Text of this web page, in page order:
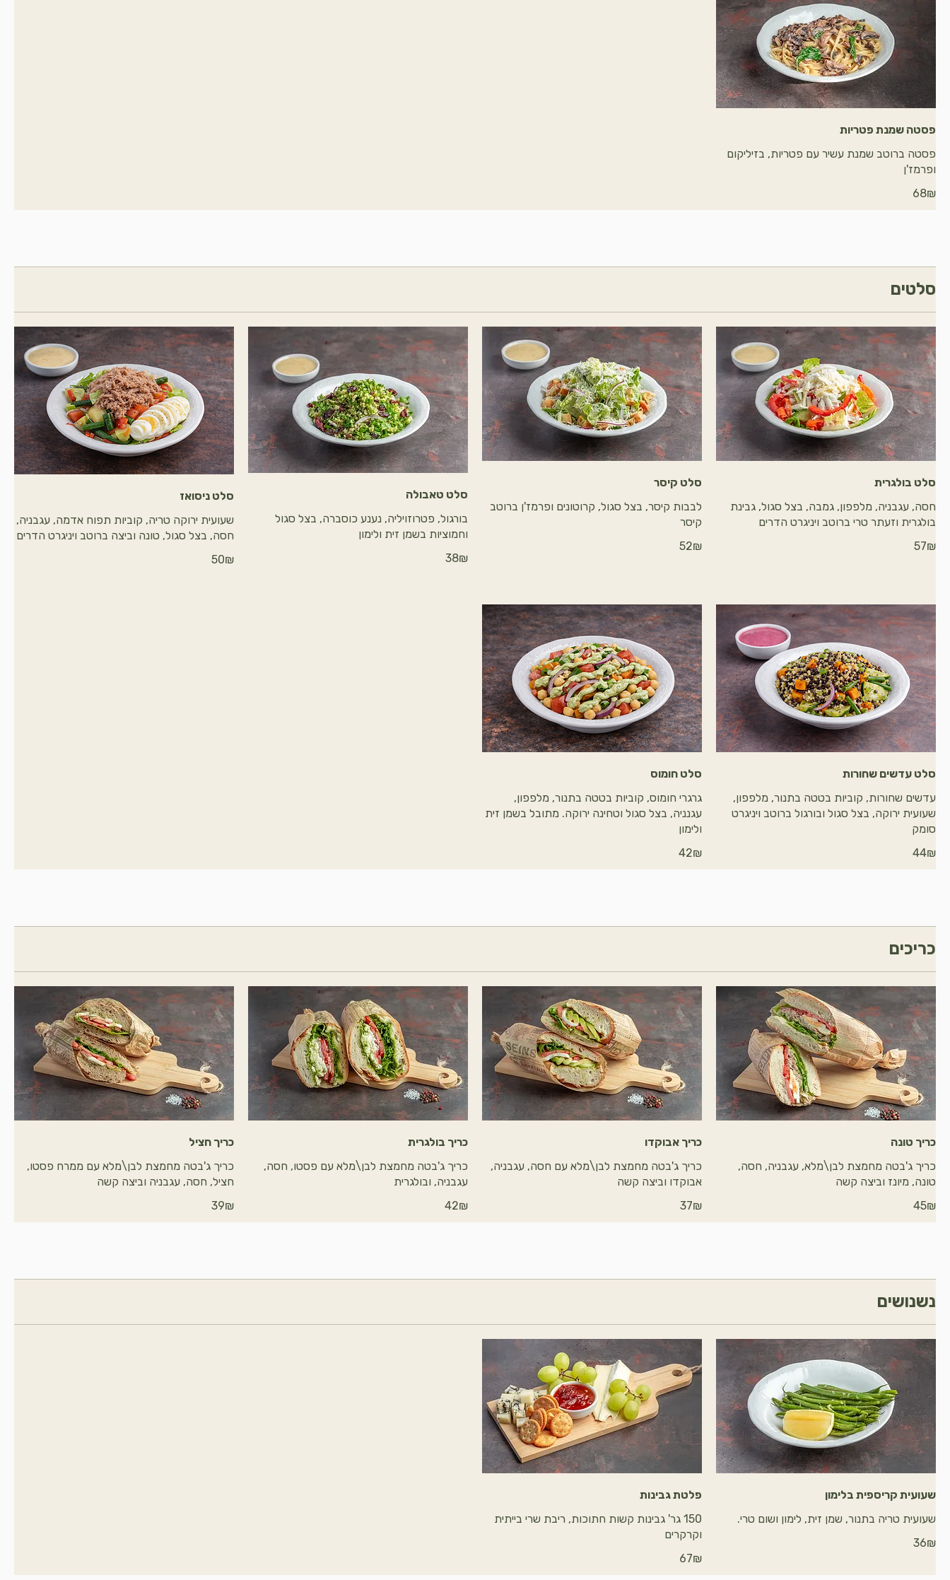
פסטה שמנת פטריות
פסטה ברוטב שמנת עשיר עם פטריות, בזיליקום
ופרמז'ן
‏68 ‏₪
סלטים
סלט בולגרית
חסה, עגבניה, מלפפון, גמבה, בצל סגול, גבינת
בולגרית וזעתר טרי ברוטב ויניגרט הדרים
‏57 ‏₪
סלט קיסר
לבבות קיסר, בצל סגול, קרוטונים ופרמז'ן ברוטב
קיסר
‏52 ‏₪
סלט טאבולה
בורגול, פטרוזויליה, נענע כוסברה, בצל סגול
וחמוציות בשמן זית ולימון
‏38 ‏₪
סלט ניסואז
שעועית ירוקה טריה, קוביות תפוח אדמה, עגבניה,
חסה, בצל סגול, טונה וביצה ברוטב ויניגרט הדרים
‏50 ‏₪
סלט עדשים שחורות
עדשים שחורות, קוביות בטטה בתנור, מלפפון,
שעועית ירוקה, בצל סגול ובורגול ברוטב ויניגרט
סומק
‏44 ‏₪
סלט חומוס
גרגרי חומוס, קוביות בטטה בתנור, מלפפון,
עגנניה, בצל סגול וטחינה ירוקה. מתובל בשמן זית
ולימון
‏42 ‏₪
כריכים
כריך טונה
כריך ג'בטה מחמצת לבן\מלא, עגבניה, חסה,
טונה, מיונז וביצה קשה
‏45 ‏₪
כריך אבוקדו
כריך ג'בטה מחמצת לבן\מלא עם חסה, עגבניה,
אבוקדו וביצה קשה
‏37 ‏₪
כריך בולגרית
כריך ג'בטה מחמצת לבן\מלא עם פסטו, חסה,
עגבניה, ובולגרית
‏42 ‏₪
כריך חציל
כריך ג'בטה מחמצת לבן\מלא עם ממרח פסטו,
חציל, חסה, עגבניה וביצה קשה
‏39 ‏₪
נשנושים
שעועית קריספית בלימון
שעועית טריה בתנור, שמן זית, לימון ושום טרי.
‏36 ‏₪
פלטת גבינות
150 גר' גבינות קשות חתוכות, ריבת שרי בייתית
וקרקרים
‏67 ‏₪